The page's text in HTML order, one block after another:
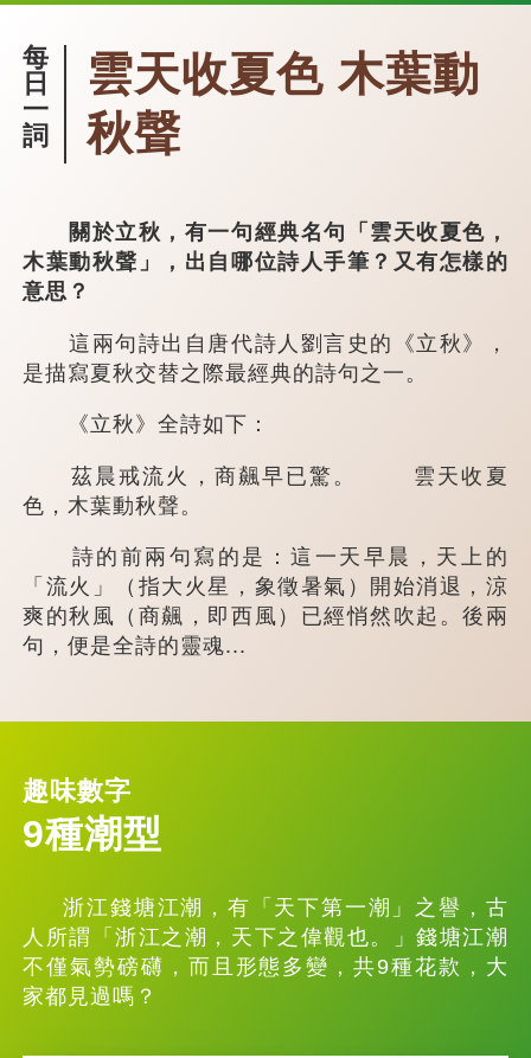
每
日
一
詞
雲天收夏色 木葉動
秋聲
關於立秋，有一句經典名句「雲天收夏色，
木葉動秋聲」，出自哪位詩人手筆？又有怎樣的
意思？
這兩句詩出自唐代詩人劉言史的《立秋》，
是描寫夏秋交替之際最經典的詩句之一。
《立秋》全詩如下：
茲晨戒流火，商飆早已驚。 雲天收夏
色，木葉動秋聲。
詩的前兩句寫的是：這一天早晨，天上的
「流火」（指大火星，象徵暑氣）開始消退，涼
爽的秋風（商飆，即西風）已經悄然吹起。後兩
句，便是全詩的靈魂...
趣味數字
9種潮型
浙江錢塘江潮，有「天下第一潮」之譽，古
人所謂「浙江之潮，天下之偉觀也。」錢塘江潮
不僅氣勢磅礴，而且形態多變，共9種花款，大
家都見過嗎？